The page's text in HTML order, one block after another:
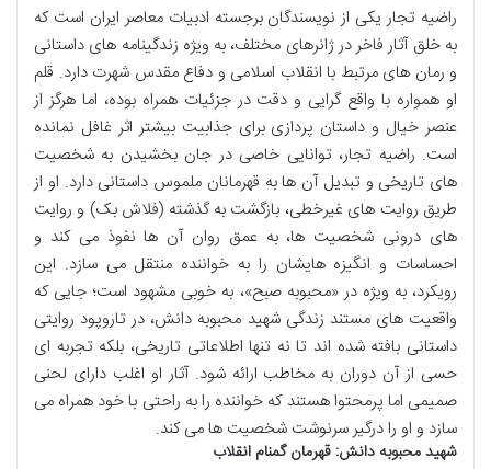
راضیه تجار یکی از نویسندگان برجسته ادبیات معاصر ایران است که
به خلق آثار فاخر در ژانرهای مختلف، به ویژه زندگینامه های داستانی
و رمان های مرتبط با انقلاب اسلامی و دفاع مقدس شهرت دارد. قلم
او همواره با واقع گرایی و دقت در جزئیات همراه بوده، اما هرگز از
عنصر خیال و داستان پردازی برای جذابیت بیشتر اثر غافل نمانده
است. راضیه تجار، توانایی خاصی در جان بخشیدن به شخصیت
های تاریخی و تبدیل آن ها به قهرمانان ملموس داستانی دارد. او از
طریق روایت های غیرخطی، بازگشت به گذشته (فلاش بک) و روایت
های درونی شخصیت ها، به عمق روان آن ها نفوذ می کند و
احساسات و انگیزه هایشان را به خواننده منتقل می سازد. این
رویکرد، به ویژه در «محبوبه صبح»، به خوبی مشهود است؛ جایی که
واقعیت های مستند زندگی شهید محبوبه دانش، در تاروپود روایتی
داستانی بافته شده اند تا نه تنها اطلاعاتی تاریخی، بلکه تجربه ای
حسی از آن دوران به مخاطب ارائه شود. آثار او اغلب دارای لحنی
صمیمی اما پرمحتوا هستند که خواننده را به راحتی با خود همراه می
سازد و او را درگیر سرنوشت شخصیت ها می کند.
شهید محبوبه دانش: قهرمان گمنام انقلاب